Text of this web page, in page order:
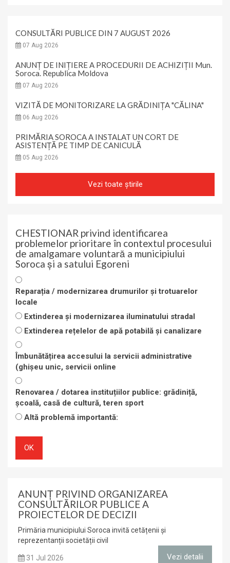
CONSULTĂRI PUBLICE DIN 7 AUGUST 2026
07 Aug 2026
ANUNȚ DE INIȚIERE A PROCEDURII DE ACHIZIȚII Mun.
Soroca. Republica Moldova
07 Aug 2026
VIZITĂ DE MONITORIZARE LA GRĂDINIȚA "CĂLINA"
06 Aug 2026
PRIMĂRIA SOROCA A INSTALAT UN CORT DE
ASISTENȚĂ PE TIMP DE CANICULĂ
05 Aug 2026
Vezi toate știrile
CHESTIONAR privind identificarea
problemelor prioritare în contextul procesului
de amalgamare voluntară a municipiului
Soroca și a satului Egoreni
Reparația / modernizarea drumurilor și trotuarelor
locale
Extinderea și modernizarea iluminatului stradal
Extinderea rețelelor de apă potabilă și canalizare
Îmbunătățirea accesului la servicii administrative
(ghișeu unic, servicii online
Renovarea / dotarea instituțiilor publice: grădiniță,
școală, casă de cultură, teren sport
Altă problemă importantă:
OK
ANUNŢ PRIVIND ORGANIZAREA
CONSULTĂRILOR PUBLICE A
PROIECTELOR DE DECIZII
Primăria municipiului Soroca invită cetățenii și
reprezentanții societății civil
31 Jul 2026 Vezi detalii